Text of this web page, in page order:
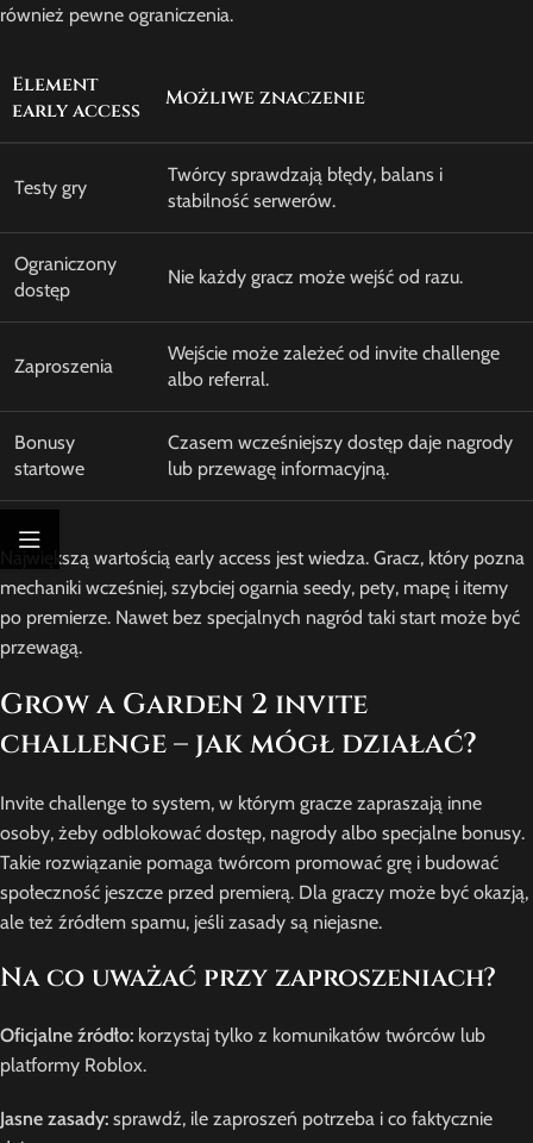
również pewne ograniczenia.
Element
early access
Możliwe znaczenie
Testy gry
Twórcy sprawdzają błędy, balans i
stabilność serwerów.
Ograniczony
dostęp
Nie każdy gracz może wejść od razu.
Zaproszenia
Wejście może zależeć od invite challenge
albo referral.
Bonusy
startowe
Czasem wcześniejszy dostęp daje nagrody
lub przewagę informacyjną.
Największą wartością early access jest wiedza. Gracz, który pozna
mechaniki wcześniej, szybciej ogarnia seedy, pety, mapę i itemy
po premierze. Nawet bez specjalnych nagród taki start może być
przewagą.
Grow a Garden 2 invite
challenge – jak mógł działać?
Invite challenge to system, w którym gracze zapraszają inne
osoby, żeby odblokować dostęp, nagrody albo specjalne bonusy.
Takie rozwiązanie pomaga twórcom promować grę i budować
społeczność jeszcze przed premierą. Dla graczy może być okazją,
ale też źródłem spamu, jeśli zasady są niejasne.
Na co uważać przy zaproszeniach?
Oficjalne źródło: korzystaj tylko z komunikatów twórców lub
platformy Roblox.
Jasne zasady: sprawdź, ile zaproszeń potrzeba i co faktycznie